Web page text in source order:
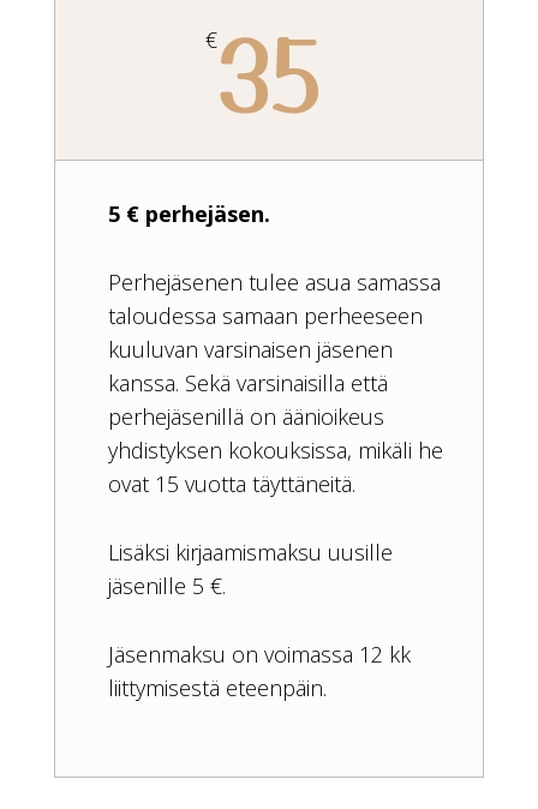
€35
5 € perhejäsen.
Perhejäsenen tulee asua samassa
taloudessa samaan perheeseen
kuuluvan varsinaisen jäsenen
kanssa. Sekä varsinaisilla että
perhejäsenillä on äänioikeus
yhdistyksen kokouksissa, mikäli he
ovat 15 vuotta täyttäneitä.
Lisäksi kirjaamismaksu uusille
jäsenille 5 €.
Jäsenmaksu on voimassa 12 kk
liittymisestä eteenpäin.